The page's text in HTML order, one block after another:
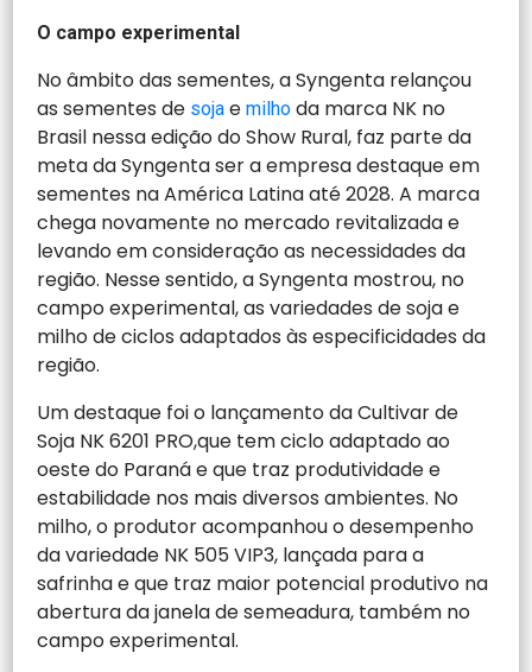
O campo experimental
No âmbito das sementes, a Syngenta relançou
as sementes de soja emilho da marca NK no
Brasil nessa edição do Show Rural, faz parte da
meta da Syngenta ser a empresa destaque em
sementes na América Latina até 2028. A marca
chega novamente no mercado revitalizada e
levando em consideração as necessidades da
região. Nesse sentido, a Syngenta mostrou, no
campo experimental, as variedades de soja e
milho de ciclos adaptados às especificidades da
região.
Um destaque foi o lançamento da Cultivar de
Soja NK 6201 PRO,que tem ciclo adaptado ao
oeste do Paraná e que traz produtividade e
estabilidade nos mais diversos ambientes. No
milho, o produtor acompanhou o desempenho
da variedade NK 505 VIP3, lançada para a
safrinha e que traz maior potencial produtivo na
abertura da janela de semeadura, também no
campo experimental.